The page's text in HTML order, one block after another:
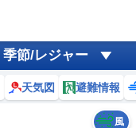
季節/レジャー
天気図 避難情報
風